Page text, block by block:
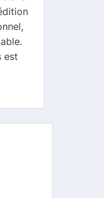
est